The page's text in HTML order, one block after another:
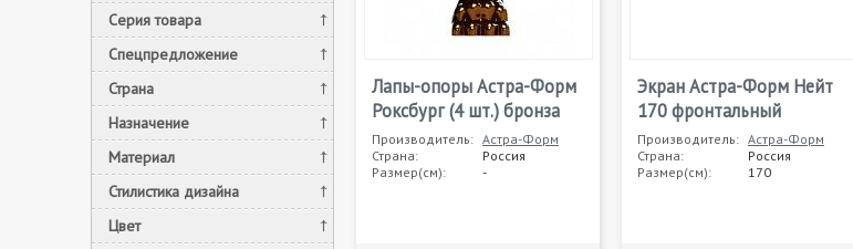
Серия товара
Спецпредложение
Страна
Назначение
Материал
Стилистика дизайна
Цвет
Лапы-опоры Астра-Форм
Роксбург (4 шт.) бронза
Производитель: Астра-Форм
Страна:
Россия
Размер(см):
-
Экран Астра-Форм Нейт
170 фронтальный
Производитель: Астра-Форм
Страна:
Россия
Размер(см):
170